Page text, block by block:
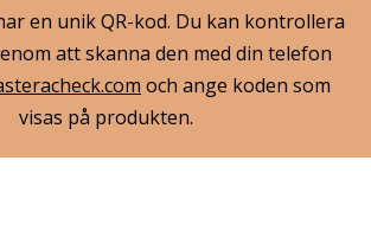
en unik QR-kod. Du kan kontrollera
att skanna den med din telefon
och ange koden som
visas på produkten.